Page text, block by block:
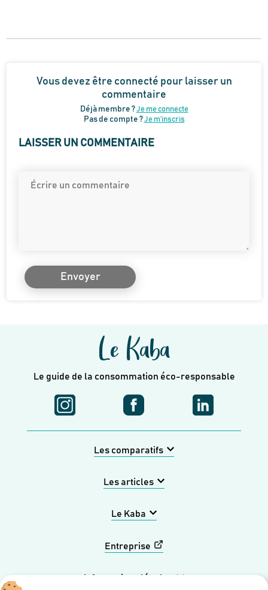
Vous devez être connecté pour laisser un
commentaire
Déjà membre ?Je me connecte
Pas de compte ?Je m’inscris
LAISSER UN COMMENTAIRE
Envoyer
Le Kaba
Le guide de la consommation éco-responsable
Les comparatifs
Les articles
Le Kaba
Entreprise
Informations légales